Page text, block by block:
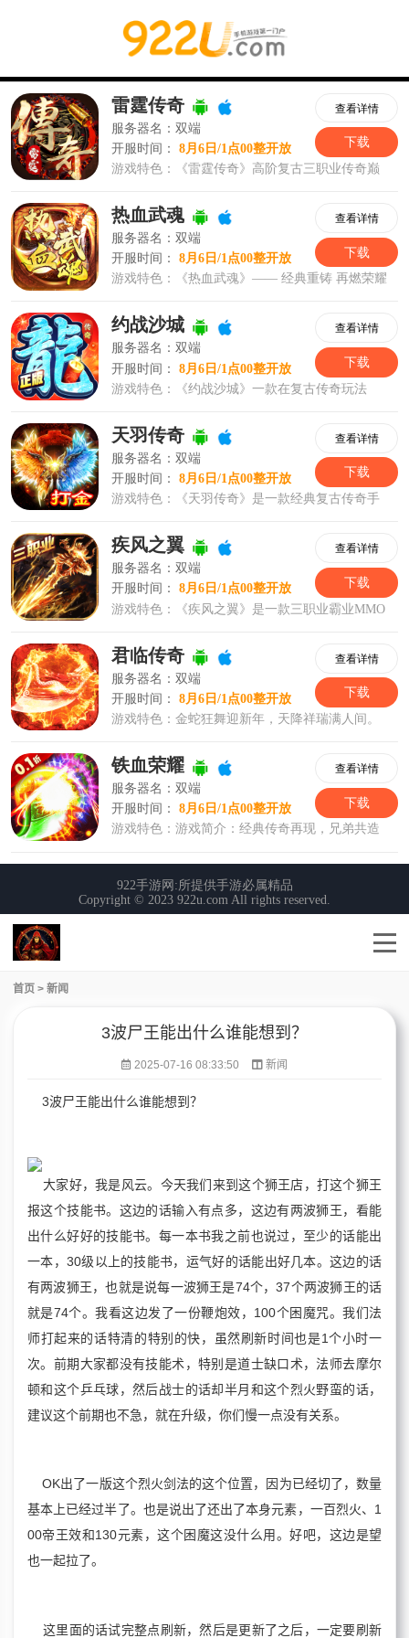
首页 > 新闻
3波尸王能出什么谁能想到？
2025-07-16 08:33:50 新闻
3波尸王能出什么谁能想到？
大家好，我是风云。今天我们来到这个狮王店，打这个狮王
报这个技能书。这边的话输入有点多，这边有两波狮王，看能
出什么好好的技能书。每一本书我之前也说过，至少的话能出
一本，30级以上的技能书，运气好的话能出好几本。这边的话
有两波狮王，也就是说每一波狮王是74个，37个两波狮王的话
就是74个。我看这边发了一份鞭炮效，100个困魔咒。我们法
师打起来的话特清的特别的快，虽然刷新时间也是1个小时一
次。前期大家都没有技能术，特别是道士缺口术，法师去摩尔
顿和这个乒乓球，然后战士的话却半月和这个烈火野蛮的话，
建议这个前期也不急，就在升级，你们慢一点没有关系。
OK出了一版这个烈火剑法的这个位置，因为已经切了，数量
基本上已经过半了。也是说出了还出了本身元素，一百烈火、1
00帝王效和130元素，这个困魔这没什么用。好吧，这边是望
也一起拉了。
这里面的话试完整点刷新，然后是更新了之后，一定要刷新